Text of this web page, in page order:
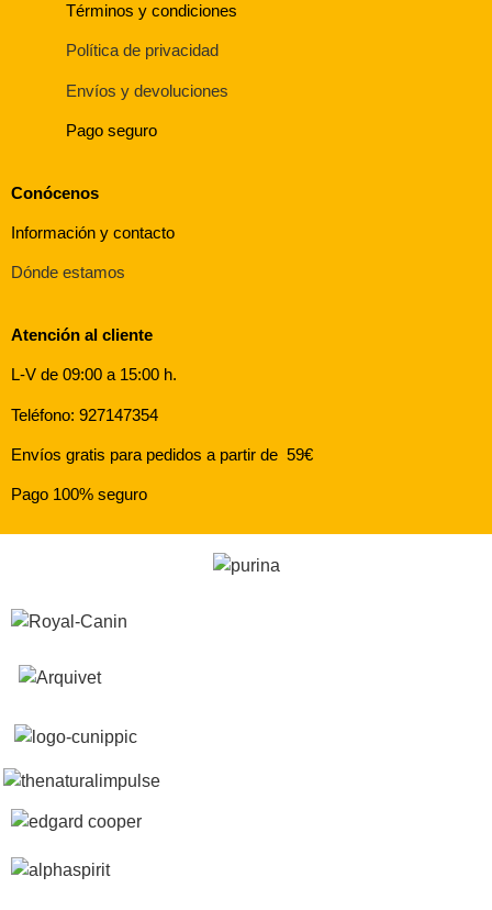
Términos y condiciones
Política de privacidad
Envíos y devoluciones
Pago seguro
Conócenos
Información y contacto
Dónde estamos
Atención al cliente
L-V de 09:00 a 15:00 h.
Teléfono: 927147354
Envíos gratis para pedidos a partir de 59€
Pago 100% seguro